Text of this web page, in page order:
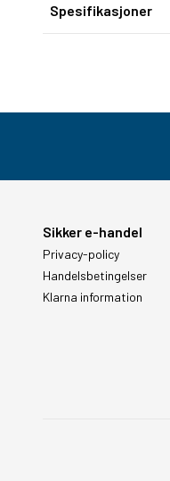
Spesifikasjoner
Sikker e-handel
Privacy-policy
Handelsbetingelser
Klarna information